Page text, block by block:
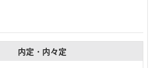
内定・内々定